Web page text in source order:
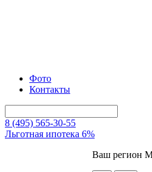
Фото
Контакты
8 (495) 565-30-55
Льготная ипотека 6%
Ваш регион